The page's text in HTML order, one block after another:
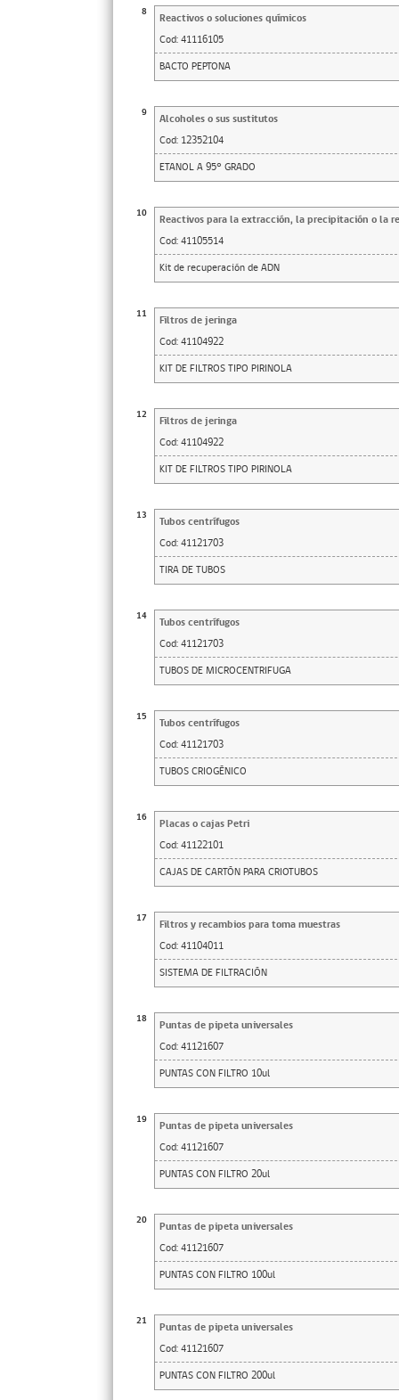
8
Reactivos o soluciones químicos
Cod: 41116105
BACTO PEPTONA
9
Alcoholes o sus sustitutos
Cod: 12352104
ETANOL A 95° GRADO
10
Reactivos para la extracción, la precipitación o la
Cod: 41105514
Kit de recuperación de ADN
11
Filtros de jeringa
Cod: 41104922
KIT DE FILTROS TIPO PIRINOLA
12
Filtros de jeringa
Cod: 41104922
KIT DE FILTROS TIPO PIRINOLA
13
Tubos centrífugos
Cod: 41121703
TIRA DE TUBOS
14
Tubos centrífugos
Cod: 41121703
TUBOS DE MICROCENTRIFUGA
15
Tubos centrífugos
Cod: 41121703
TUBOS CRIOGÉNICO
16
Placas o cajas Petri
Cod: 41122101
CAJAS DE CARTÓN PARA CRIOTUBOS
17
Filtros y recambios para toma muestras
Cod: 41104011
SISTEMA DE FILTRACIÓN
18
Puntas de pipeta universales
Cod: 41121607
PUNTAS CON FILTRO 10ul
19
Puntas de pipeta universales
Cod: 41121607
PUNTAS CON FILTRO 20ul
20
Puntas de pipeta universales
Cod: 41121607
PUNTAS CON FILTRO 100ul
21
Puntas de pipeta universales
Cod: 41121607
PUNTAS CON FILTRO 200ul